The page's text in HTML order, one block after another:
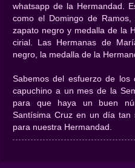
whatsapp de la Hermandad.
como el Domingo de Ramos,
zapato negro y medalla de la
cirial. Las Hermanas de
negro, la medalla de la
Sabemos del esfuerzo de
capuchino a un mes de la
para que haya un buen
Santísima Cruz en un día tan
para nuestra Hermandad.